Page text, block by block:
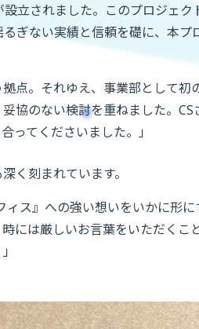
立されました。このプロジェ
ぎない実績と信頼を礎に、本
点。それゆえ、事業部として
協のない検討を重ねました。
ってくださいました。」
く刻まれています。
ィス』への強い想いをいかに形
には厳しいお言葉をいただく